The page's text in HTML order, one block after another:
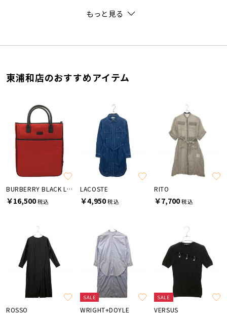
もっと見る
東浦和店のおすすめアイテム
BURBERRY BLACK LABEL
￥16,500税込
LACOSTE
￥4,950税込
RITO
￥7,700税込
ROSSO
SALE
WRIGHT+DOYLE
SALE
VERSUS